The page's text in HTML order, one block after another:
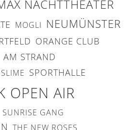
NACHTTHEATER
MOGLI NEUMÜNSTER
ORANGE CLUB
AM STRAND
SLIME SPORTHALLE
OPEN AIR
GANG
THE NEW ROSES